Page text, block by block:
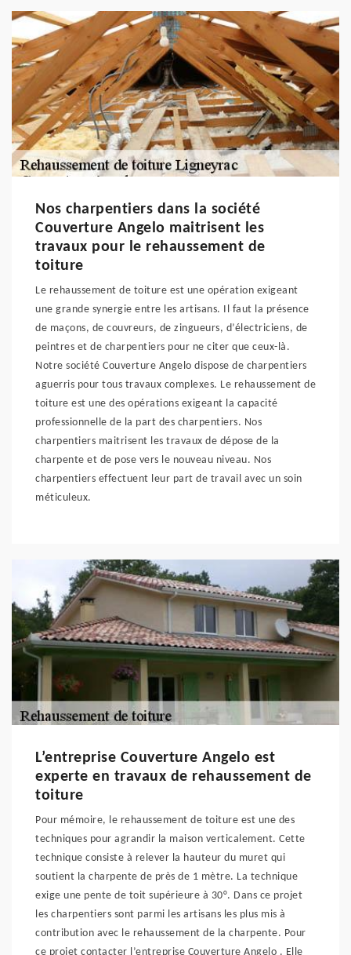
Nos charpentiers dans la société
Couverture Angelo maitrisent les
travaux pour le rehaussement de
toiture
Le rehaussement de toiture est une opération exigeant
une grande synergie entre les artisans. Il faut la présence
de maçons, de couvreurs, de zingueurs, d’électriciens, de
peintres et de charpentiers pour ne citer que ceux-là.
Notre société Couverture Angelo dispose de charpentiers
aguerris pour tous travaux complexes. Le rehaussement de
toiture est une des opérations exigeant la capacité
professionnelle de la part des charpentiers. Nos
charpentiers maitrisent les travaux de dépose de la
charpente et de pose vers le nouveau niveau. Nos
charpentiers effectuent leur part de travail avec un soin
méticuleux.
L’entreprise Couverture Angelo est
experte en travaux de rehaussement de
toiture
Pour mémoire, le rehaussement de toiture est une des
techniques pour agrandir la maison verticalement. Cette
technique consiste à relever la hauteur du muret qui
soutient la charpente de près de 1 mètre. La technique
exige une pente de toit supérieure à 30°. Dans ce projet
les charpentiers sont parmi les artisans les plus mis à
contribution avec le rehaussement de la charpente. Pour
ce projet contacter l’entreprise Couverture Angelo . Elle